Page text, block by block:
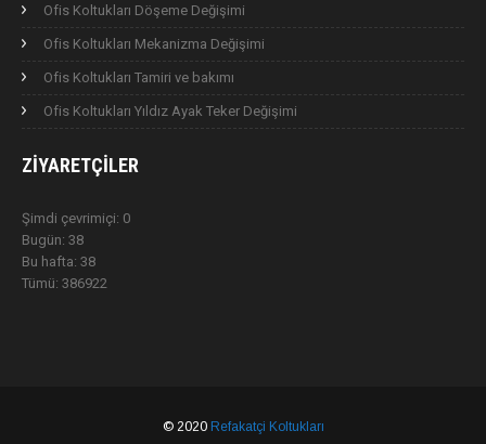
Ofis Koltukları Döşeme Değişimi
Ofis Koltukları Mekanizma Değişimi
Ofis Koltukları Tamiri ve bakımı
Ofis Koltukları Yıldız Ayak Teker Değişimi
ZIYARETÇILER
Şimdi çevrimiçi: 0
Bugün: 38
Bu hafta: 38
Tümü: 386922
© 2020 Refakatçi Koltukları